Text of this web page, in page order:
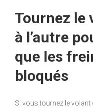
Tournez le
à l’autre
que les
bloqués
Si vous tournez le volant